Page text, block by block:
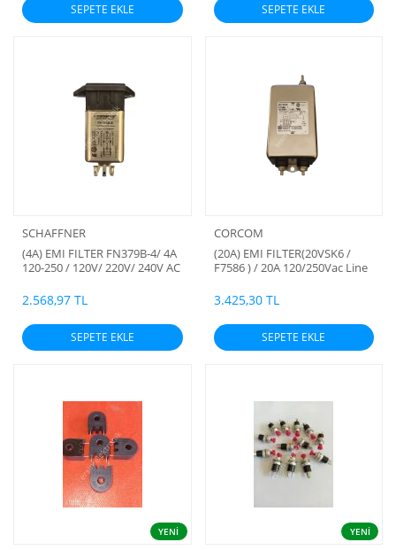
SEPETE EKLE SEPETE EKLE
SCHAFFNER
(4A) EMI FILTER FN379B-4/ 4A
120-250 / 120V/ 220V/ 240V AC
(ayarlı) (SCHAFFNER)
2.568,97 TL
SEPETE EKLE
CORCOM
(20A) EMI FILTER(20VSK6 /
F7586 ) / 20A 120/250Vac Line
(127,3mm, 20 A, 250 V ac)
3.425,30 TL
SEPETE EKLE
YENİ YENİ